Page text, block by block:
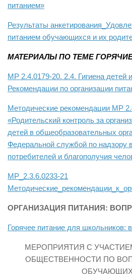
питанием»
Результаты
питанием обучающихся и их
МАТЕРИАЛЫ ПО ТЕМЕ
МР 2.4.0179-20. 2.4. Гигиена детей
Рекомендации по организации
Методические рекомендации MP
«Родительский контроль за
детей в общеобразовательных
Федеральной службой по надзору
потребителей и благополучия
МР_2.3.6.0233-21
ОРГАНИЗАЦИЯ ПИТАНИЯ:
Горячее питание для школьников:
МЕРОПРИЯТИЯ С
ОБЩЕСТВЕННОСТИ ПО